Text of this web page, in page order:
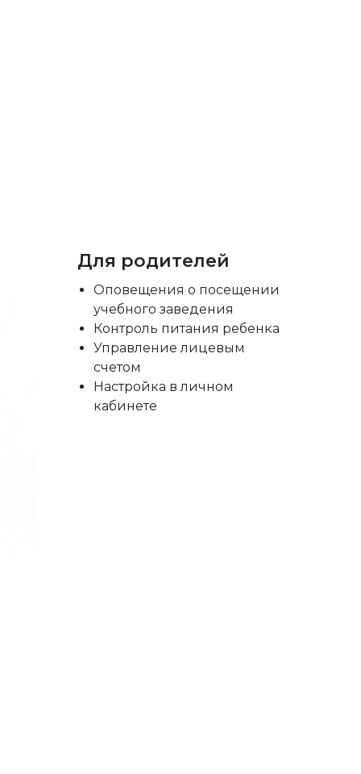
Для родителей
Оповещения о посещении
учебного заведения
Контроль питания ребенка
Управление лицевым
счетом
Настройка в личном
кабинете